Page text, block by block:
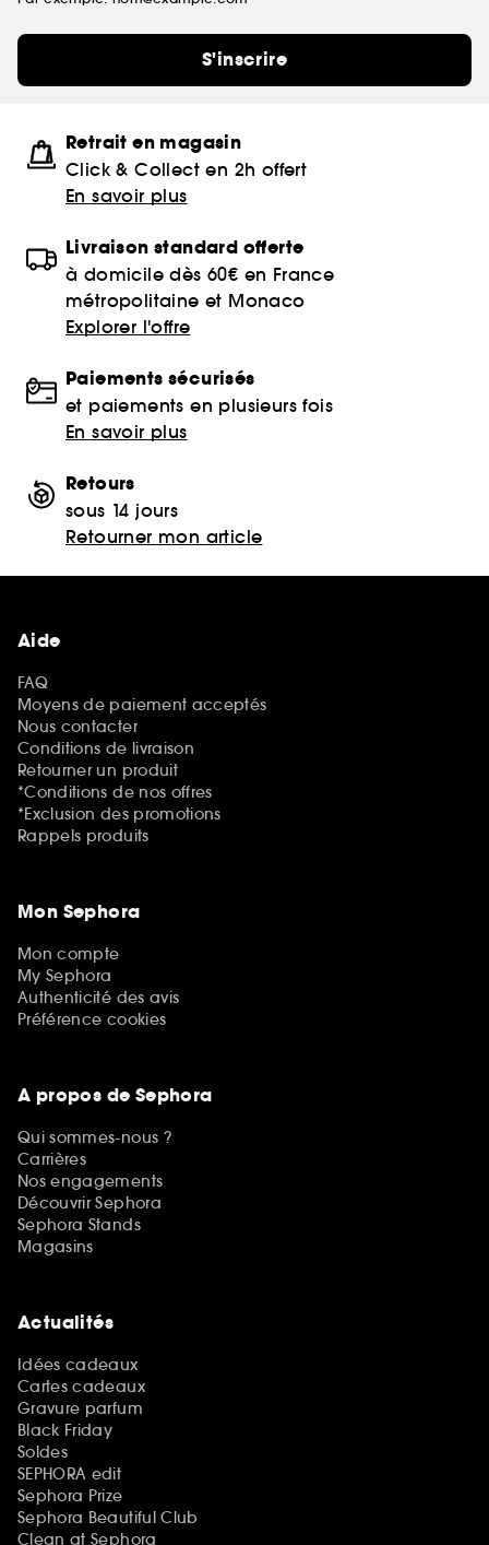
S'inscrire
Retrait en magasin
Click & Collect en 2h offert
En savoir plus
Livraison standard offerte
à domicile dès 60€ en France
métropolitaine et Monaco
Explorer l'offre
Paiements sécurisés
et paiements en plusieurs fois
En savoir plus
Retours
sous 14 jours
Retourner mon article
Aide
FAQ
Moyens de paiement acceptés
Nous contacter
Conditions de livraison
Retourner un produit
*Conditions de nos offres
*Exclusion des promotions
Rappels produits
Mon Sephora
Mon compte
My Sephora
Authenticité des avis
Préférence cookies
A propos de Sephora
Qui sommes-nous ?
Carrières
Nos engagements
Découvrir Sephora
Sephora Stands
Magasins
Actualités
Idées cadeaux
Cartes cadeaux
Gravure parfum
Black Friday
Soldes
SEPHORA edit
Sephora Prize
Sephora Beautiful Club
Clean at Sephora